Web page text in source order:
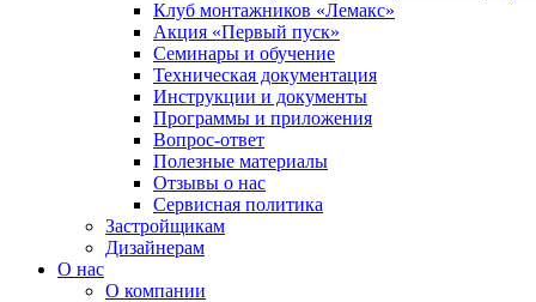
Клуб монтажников «Лемакс»
Акция «Первый пуск»
Семинары и обучение
Техническая документация
Инструкции и документы
Программы и приложения
Вопрос-ответ
Полезные материалы
Отзывы о нас
Сервисная политика
Застройщикам
Дизайнерам
О нас
О компании